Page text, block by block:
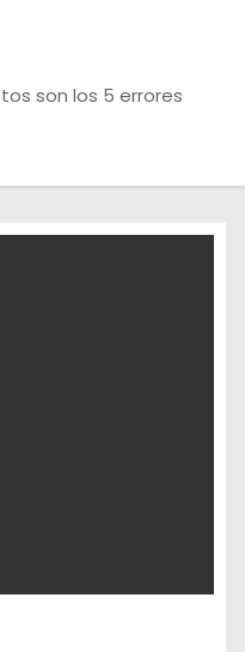
son los 5 errores